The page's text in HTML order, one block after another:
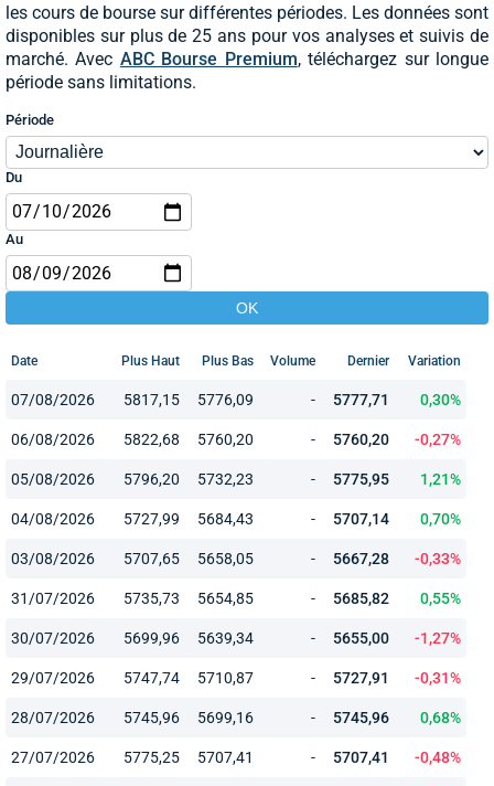
les cours de bourse sur différentes périodes. Les données sont
disponibles sur plus de 25 ans pour vos analyses et suivis de
marché. Avec ABC Bourse Premium, téléchargez sur longue
période sans limitations.
Période
Du
Au
Date Plus Haut Plus Bas Volume Dernier Variation
07/08/2026 5817,15 5776,09 - 5777,71 0,30%
06/08/2026 5822,68 5760,20 - 5760,20 -0,27%
05/08/2026 5796,20 5732,23 - 5775,95 1,21%
04/08/2026 5727,99 5684,43 - 5707,14 0,70%
03/08/2026 5707,65 5658,05 - 5667,28 -0,33%
31/07/2026 5735,73 5654,85 - 5685,82 0,55%
30/07/2026 5699,96 5639,34 - 5655,00 -1,27%
29/07/2026 5747,74 5710,87 - 5727,91 -0,31%
28/07/2026 5745,96 5699,16 - 5745,96 0,68%
27/07/2026 5775,25 5707,41 - 5707,41 -0,48%